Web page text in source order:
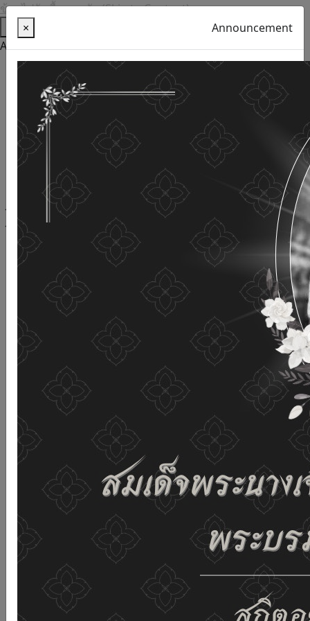
ข้ามไปยังเนื้อหาหลัก (Skip to Content)
Help
Accessibility Tools
Thai language
English
Increase the font size
Reduce font size
Normal font size
High Definition
Negative sharpness
Normal Definition
Open and read with voice
Turn off voice reading
Site map
This website uses cookies (Cookies)
The Department of Older Persons Affairs
values ​​your
personal information for the purpose of developing
and improving the website. If you use this website
without changing any settings it means that you agree
to receive cookies on the website and our privacy
policy.
See details Accept all
02-659-6811 saraban@dop.mail.go.th
Change display settings
CCC
× Announcement